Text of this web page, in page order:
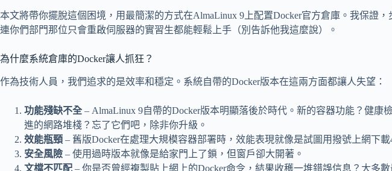
本文將帶你擺脫這個困境，用最簡潔的方式在AlmaLinux 9上配置Docker官方倉庫。我保證，
連你們部門那位只會重啟伺服器的實習生都能輕鬆上手（別告訴他我這麼說）。
為什麼系統倉庫的Docker讓人抓狂？
作為技術人員，我們追求的是效率和穩定。系統自帶的Docker版本在這兩方面都讓人失望：
功能殘缺不全 – AlmaLinux 9自帶的Docker版本明顯落後於時代。新的容器功能？健康
進的網路堆棧？忘了它們吧，除非你升級。
效能瓶頸 – 舊版Docker在處理大規模容器部署時，效能表現就像是試圖用撥號上網下載
安全風險 – 使用過時版本就像是給家門上了鎖，但窗戶卻大開著。
文檔不匹配 – 你是否曾經複製貼上網上的Docker命令，結果收穫一堆錯誤信息？大多